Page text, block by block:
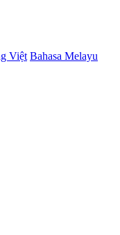
Việt Bahasa Melayu